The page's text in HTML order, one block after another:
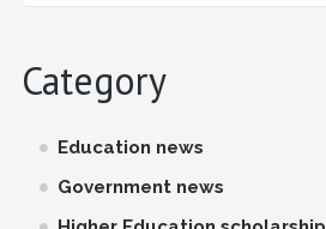
Category
Education news
Government news